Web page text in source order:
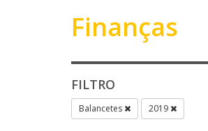
Finanças
FILTRO
Balancetes 2019